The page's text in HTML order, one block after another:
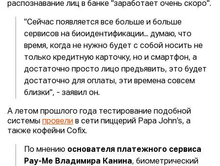
распознавание лиц в банке "заработает очень скоро".
"Сейчас появляется все больше и больше
сервисов на биоидентификации... думаю, что
время, когда не нужно будет с собой носить не
только кредитную карточку, но и смартфон, а
достаточно просто лицо предъявить, это будет
достаточно для оплаты, эти времена совсем
близки", - заявил он.
А летом прошлого года тестирование подобной
системы провели в сети пиццерий Papa John’s, а
также кофейни Cofix.
По мнению основателя платежного сервиса
Pay-Me Владимира Канина, биометрический